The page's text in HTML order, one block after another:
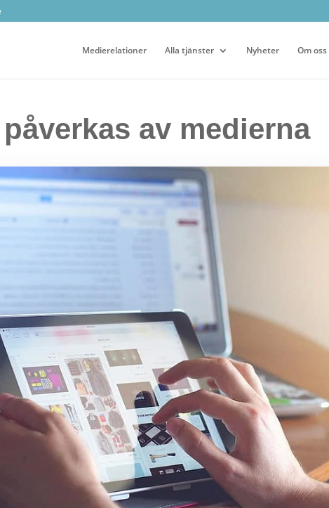
Medierelationer Alla tjänster Nyheter Om oss
av medierna